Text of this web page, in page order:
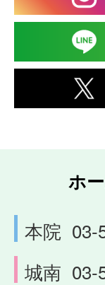
ホ
本院 03-
城南 03-